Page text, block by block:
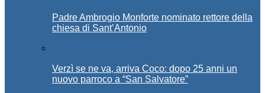
Padre Ambrogio Monforte nominato rettore della
chiesa di Sant’Antonio
Verzì se ne va, arriva Coco: dopo 25 anni un
nuovo parroco a “San Salvatore”